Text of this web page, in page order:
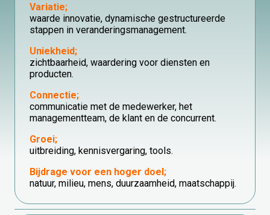
Variatie;
waarde innovatie, dynamische gestructureerde
stappen in veranderingsmanagement.
Uniekheid;
zichtbaarheid, waardering voor diensten en
producten.
Connectie;
communicatie met de medewerker, het
managementteam, de klant en de concurrent.
Groei;
uitbreiding, kennisvergaring, tools.
Bijdrage voor een hoger doel;
natuur, milieu, mens, duurzaamheid, maatschappij.